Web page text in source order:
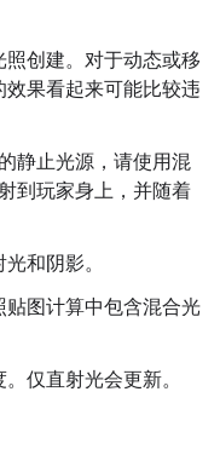
创建。对于动态或移
果看起来可能比较违
静止光源，请使用混
到玩家身上，并随着
和阴影。
图计算中包含混合光
仅直射光会更新。